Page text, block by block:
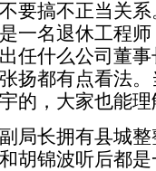
要搞不正当关
一名退休工程
任什么公司董
扬都有点看法
的，大家也能理
局长拥有县城
胡锦波听后都